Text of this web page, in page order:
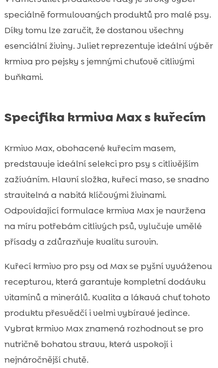
speciálně formulovaných produktů pro malé psy.
Díky tomu lze zaručit, že dostanou všechny
esenciální živiny. Juliet reprezentuje ideální výběr
krmiva pro pejsky s jemnými chuťově citlivými
buňkami.
Specifika krmiva Max s kuřecím
Krmivo Max, obohacené kuřecím masem,
predstavuje ideální selekci pro psy s citlivějším
zažíváním. Hlavní složka, kuřecí maso, se snadno
stravitelná a nabitá klíčovými živinami.
Odpovídající formulace krmiva Max je navržena
na míru potřebám citlivých psů, vylučuje umělé
přísady a zdůrazňuje kvalitu surovin.
Kuřecí krmivo pro psy od Max se pyšní vyváženou
recepturou, která garantuje kompletní dodávku
vitamínů a minerálů. Kvalita a lákavá chuť tohoto
produktu přesvědčí i velmi vybíravé jedince.
Vybrat krmivo Max znamená rozhodnout se pro
nutričně bohatou stravu, která uspokojí i
nejnáročnější chutě.